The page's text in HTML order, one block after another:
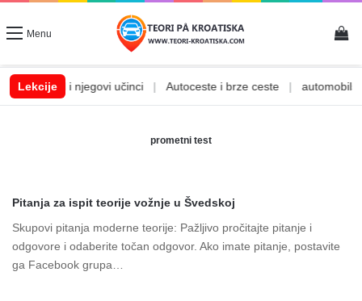
Menu
Lekcije
Alkohol i njegovi učinci Autoceste i brze ceste
prometni test
Pitanja za ispit teorije vožnje u Švedskoj
Skupovi pitanja moderne teorije: Pažljivo pročitajte pitanje i
odgovore i odaberite točan odgovor. Ako imate pitanje, postavite
ga Facebook grupa…